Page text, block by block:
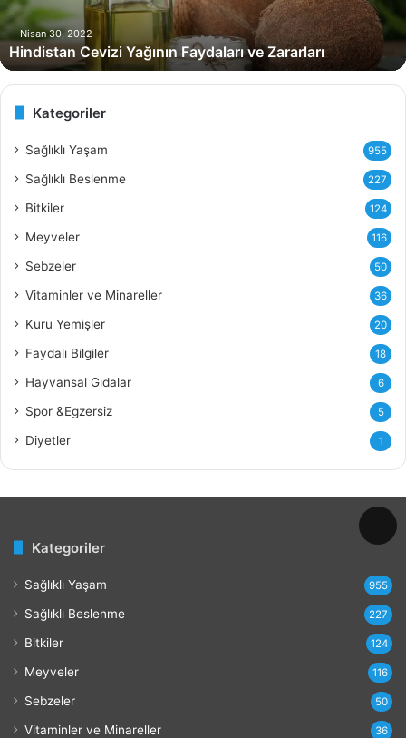
Nisan 30, 2022
Hindistan Cevizi Yağının Faydaları ve Zararları
Kategoriler
Sağlıklı Yaşam 955
Sağlıklı Beslenme 227
Bitkiler 124
Meyveler 116
Sebzeler 50
Vitaminler ve Minareller 36
Kuru Yemişler 20
Faydalı Bilgiler 18
Hayvansal Gıdalar 6
Spor &Egzersiz 5
Diyetler 1
Kategoriler
Sağlıklı Yaşam 955
Sağlıklı Beslenme 227
Bitkiler 124
Meyveler 116
Sebzeler 50
Vitaminler ve Minareller 36